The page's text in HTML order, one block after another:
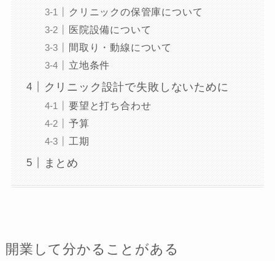
クリニックの保管庫について
医院設備について
間取り・動線について
立地条件
クリニック設計で失敗しないために
要望と打ち合わせ
予算
工期
まとめ
開業して分かることがある